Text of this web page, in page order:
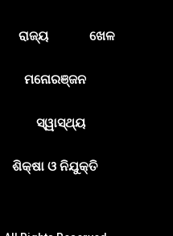
ରାଜ୍ୟ ଖେଳ
ମନୋରଞ୍ଜନ
ସ୍ୱାସ୍ଥ୍ୟ
ଶିକ୍ଷା ଓ ନିଯୁକ୍ତି